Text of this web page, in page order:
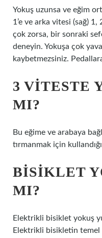
Yokuş uzunsa ve eğim
1’e ve arka vitesi (sağ) 1,
çok zorsa, bir sonraki
deneyin. Yokuşa çok
kaybetmezsiniz.
3 VITESTE
MI?
Bu eğime ve arabaya
tırmanmak için
BISIKLET
MI?
Elektrikli bisiklet yokuş
Elektrikli bisikletin temel